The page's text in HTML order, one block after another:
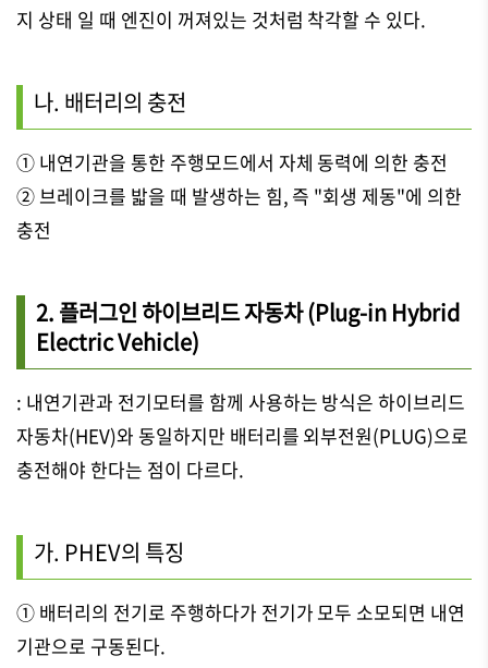
지 상태 일 때 엔진이 꺼져있는 것처럼 착각할 수 있다.
나. 배터리의 충전
① 내연기관을 통한 주행모드에서 자체 동력에 의한 충전
② 브레이크를 밟을 때 발생하는 힘, 즉 "회생 제동"에 의한
충전
2. 플러그인 하이브리드 자동차 (Plug-in Hybrid
Electric Vehicle)
: 내연기관과 전기모터를 함께 사용하는 방식은 하이브리드
자동차(HEV)와 동일하지만 배터리를 외부전원(PLUG)으로
충전해야 한다는 점이 다르다.
가. PHEV의 특징
① 배터리의 전기로 주행하다가 전기가 모두 소모되면 내연
기관으로 구동된다.